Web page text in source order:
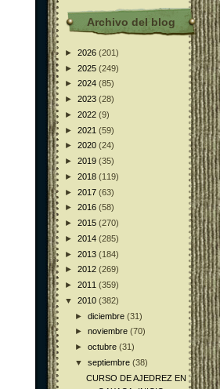
Archivo del blog
► 2026 (201)
► 2025 (249)
► 2024 (85)
► 2023 (28)
► 2022 (9)
► 2021 (59)
► 2020 (24)
► 2019 (35)
► 2018 (119)
► 2017 (63)
► 2016 (58)
► 2015 (270)
► 2014 (285)
► 2013 (184)
► 2012 (269)
► 2011 (359)
▼ 2010 (382)
►diciembre(31)
►noviembre(70)
►octubre(31)
▼septiembre(38)
CURSO DE AJEDREZ EN